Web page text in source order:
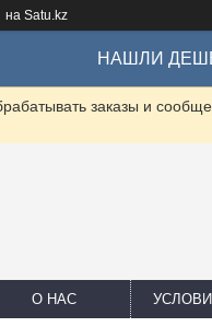
на Satu.kz
НАШЛИ
заказы и
О НАС